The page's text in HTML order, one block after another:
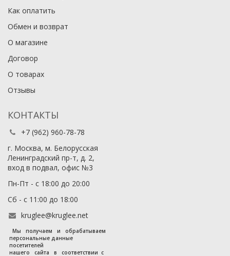
Как оплатить
Обмен и возврат
О магазине
Договор
О товарах
Отзывы
КОНТАКТЫ
+7 (962) 960-78-78
г. Москва, м. Белорусская
Ленинградский пр-т, д. 2,
вход в подвал, офис №3
Пн-Пт - с 18:00 до 20:00
Сб - с 11:00 до 18:00
kruglee@kruglee.net
Мы получаем и обрабатываем
персональные данные
посетителей
нашего сайта в соответствии с